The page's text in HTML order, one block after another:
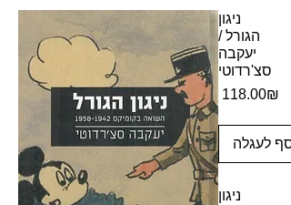
ניגון
הגורל /
יעקבה
סצ'רדוטי
‏118.00 ‏₪
לעגלה
ניגון